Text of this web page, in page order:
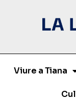
Viure a Tiana